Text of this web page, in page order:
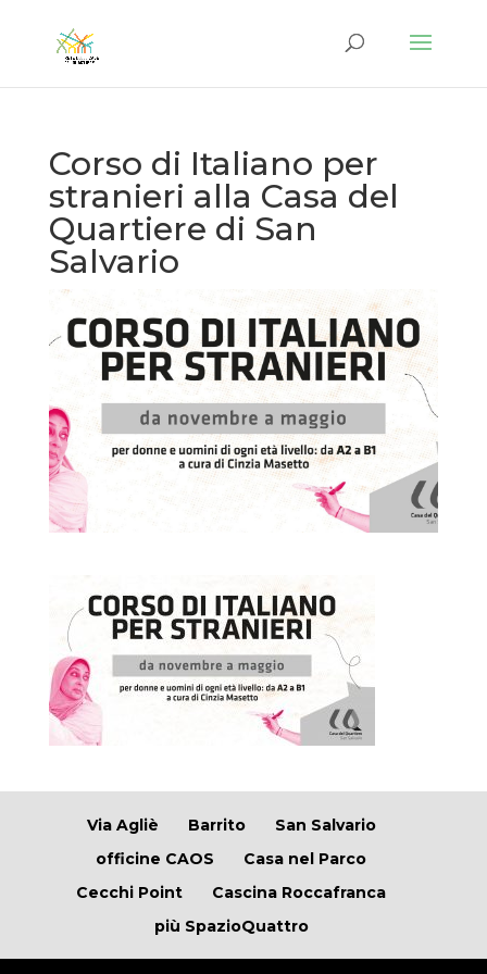
Corso di Italiano per
stranieri alla Casa del
Quartiere di San
Salvario
Via Agliè Barrito
San Salvario
officine CAOS
Casa nel Parco
Cecchi Point
Cascina Roccafranca
più SpazioQuattro